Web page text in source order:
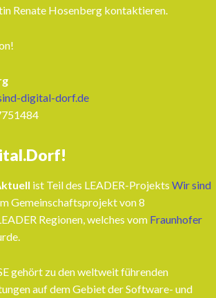
Renate Hosenberg kontaktieren.
digital-dorf.de
ist Teil des LEADER-Projekts Wir sind
Gemeinschaftsprojekt von 8
Regionen, welches vom Fraunhofer
gehört zu den weltweit führenden
auf dem Gebiet der Software- und